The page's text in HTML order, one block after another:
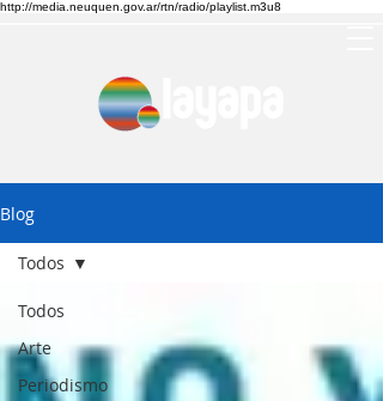
http://media.neuquen.gov.ar/rtn/radio/playlist.m3u8
Blog
Todos
Arte
Periodismo
Todos